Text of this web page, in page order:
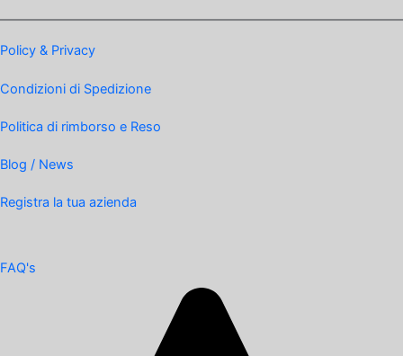
Policy & Privacy
Condizioni di Spedizione
Politica di rimborso e Reso
Blog / News
Registra la tua azienda
FAQ's